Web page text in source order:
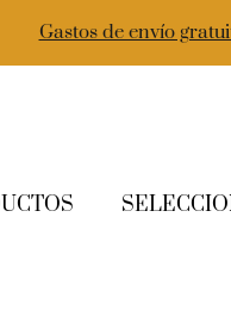
Gastos de envío